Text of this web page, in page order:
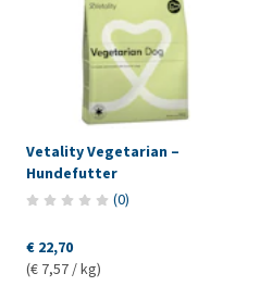
Vetality Vegetarian –
Hundefutter
(0)
€ 22,70
(€ 7,57 / kg)